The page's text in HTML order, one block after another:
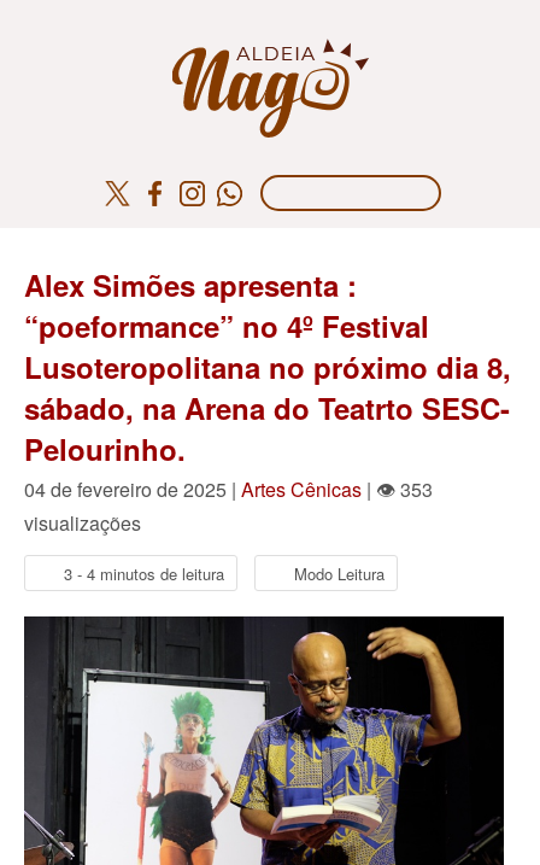
Alex Simões apresenta :
“poeformance” no 4º Festival
Lusoteropolitana no próximo dia 8,
sábado, na Arena do Teatrto SESC-
Pelourinho.
04 de fevereiro de 2025 | Artes Cênicas | 👁 353
visualizações
3 - 4 minutos de leitura Modo Leitura